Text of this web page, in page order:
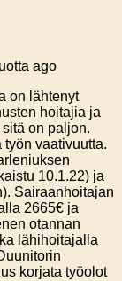
ago
on lähtenyt
hoitajia ja
on paljon.
vaativuutta.
10.1.22) ja
Sairaanhoitajan
2665€ ja
otannan
lähihoitajalla
korjata työolot